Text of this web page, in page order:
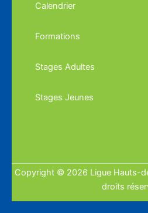
Calendrier
Formations
Stages Adultes
Stages Jeunes
Copyright © 2026 Ligue Hauts-
droits